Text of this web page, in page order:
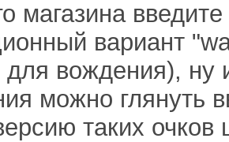
магазина
вариант
вождения), ну
можно глянуть
таких очков